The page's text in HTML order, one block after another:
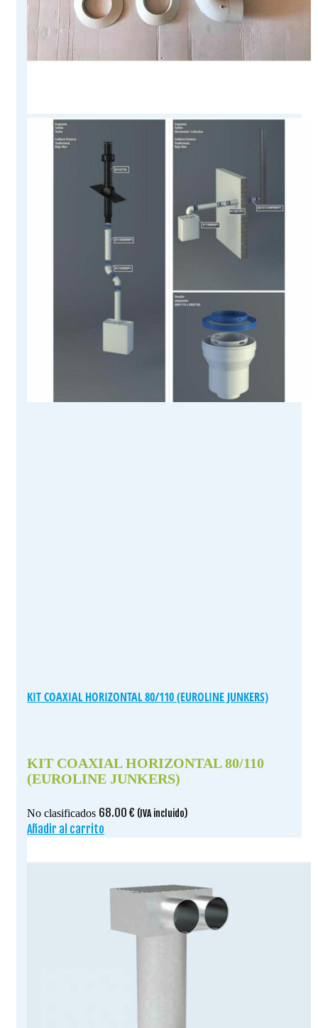
KIT COAXIAL HORIZONTAL 80/110 (EUROLINE JUNKERS)
KIT COAXIAL HORIZONTAL 80/110
(EUROLINE JUNKERS)
No clasificados 68.00 € (IVA incluido)
Añadir al carrito